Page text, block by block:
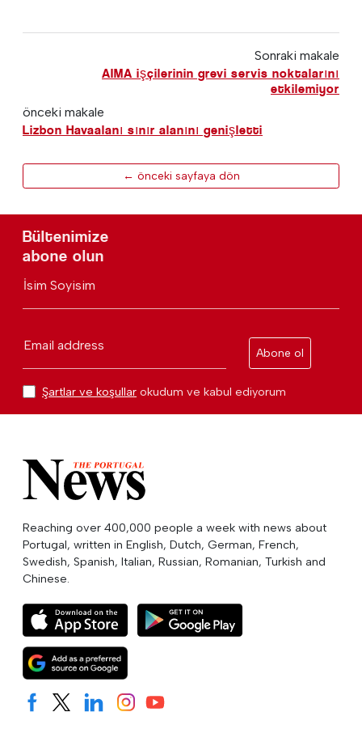
Sonraki makale
AIMA işçilerinin grevi servis noktalarını
etkilemiyor
önceki makale
Lizbon Havaalanı sınır alanını genişletti
← önceki sayfaya dön
Bültenimize
abone olun
İsim Soyisim
Email address
Abone ol
Şartlar ve koşullar okudum ve kabul ediyorum
Reaching over 400,000 people a week with news about
Portugal, written in English, Dutch, German, French,
Swedish, Spanish, Italian, Russian, Romanian, Turkish and
Chinese.